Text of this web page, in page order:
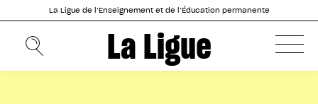
principal
Menu
La Ligue
La Ligue de l’Enseignement et de l’Éducation permanente
Éducation et Enseignement Webinaires / Vidéos Webinaires / vidéos